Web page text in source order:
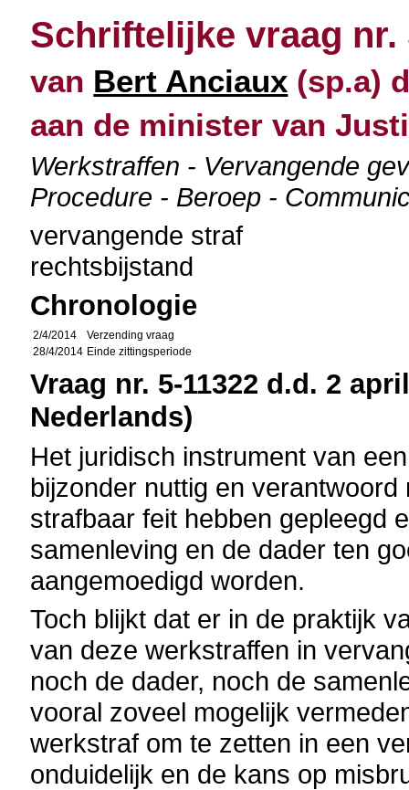
Schriftelijke vraag nr.
van Bert Anciaux (sp.a)
aan de minister van
Werkstraffen - Vervangende
Procedure - Beroep -
vervangende straf
rechtsbijstand
Chronologie
2/4/2014
Verzending vraag
28/4/2014 Einde zittingsperiode
Vraag nr. 5-11322 d.d. 2
Nederlands)
Het juridisch instrument van
bijzonder nuttig en
strafbaar feit hebben gepleegd
samenleving en de dader ten
aangemoedigd worden.
Toch blijkt dat er in de praktijk
van deze werkstraffen in
noch de dader, noch de
vooral zoveel mogelijk
werkstraf om te zetten in een
onduidelijk en de kans op